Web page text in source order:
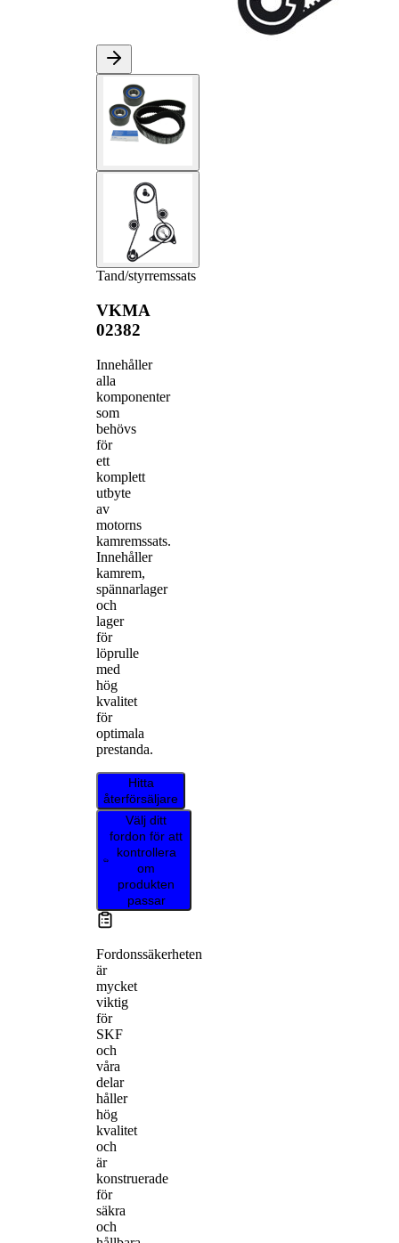
Tand/styrremssats
VKMA
02382
Innehåller
alla
komponenter
som
behövs
för
ett
komplett
utbyte
av
motorns
kamremssats.
Innehåller
kamrem,
spännarlager
och
lager
för
löprulle
med
hög
kvalitet
för
optimala
prestanda.
Hitta
återförsäljare
Välj ditt
fordon för att
kontrollera
om
produkten
passar
Fordonssäkerheten
är
mycket
viktig
för
SKF
och
våra
delar
håller
hög
kvalitet
och
är
konstruerade
för
säkra
och